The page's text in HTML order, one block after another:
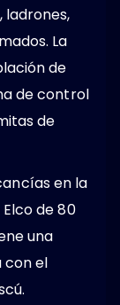
La
de
de control
de
en la
de 80
una
con el